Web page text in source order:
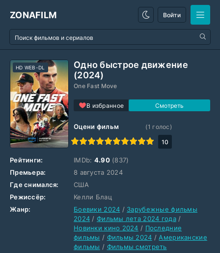
ZONAFILM Войти
Одно быстрое движение
(2024)
One Fast Move
В избранное
HD WEB-DL
Оцени фильм
1
2 3 4 5 6 7 8 9 10
(1 голос)
10
Рейтинги: IMDb: 4.90(837)
Премьера:
8 августа 2024
Где снимался:
США
Режиссёр:
Келли Блац
Жанр:
Боевики 2024 / Зарубежные фильмы
2024 / Фильмы лета 2024 года/
Новинки кино 2024 / Последние
фильмы / Фильмы 2024 / Американские
фильмы / Фильмы смотреть